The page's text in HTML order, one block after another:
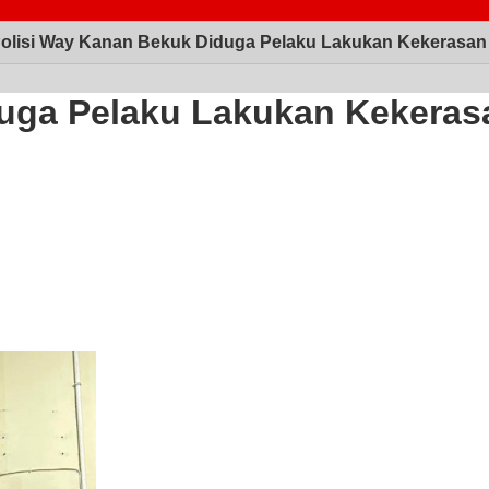
Way Kanan Bekuk Diduga Pelaku Lakukan
Pelaku Lakukan